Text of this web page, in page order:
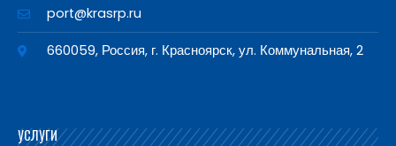
port@krasrp.ru
660059, Россия, г. Красноярск, ул. Коммунальная, 2
УСЛУГИ